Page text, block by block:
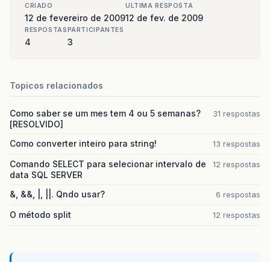
CRIADO
12 de fevereiro de 2009
ULTIMA RESPOSTA
12 de fev. de 2009
RESPOSTAS
4
PARTICIPANTES
3
Topicos relacionados
Como saber se um mes tem 4 ou 5 semanas?
[RESOLVIDO]
31 respostas
Como converter inteiro para string! 13 respostas
Comando SELECT para selecionar intervalo de
data SQL SERVER
12 respostas
&, &&, |, ||. Qndo usar? 6 respostas
O método split 12 respostas